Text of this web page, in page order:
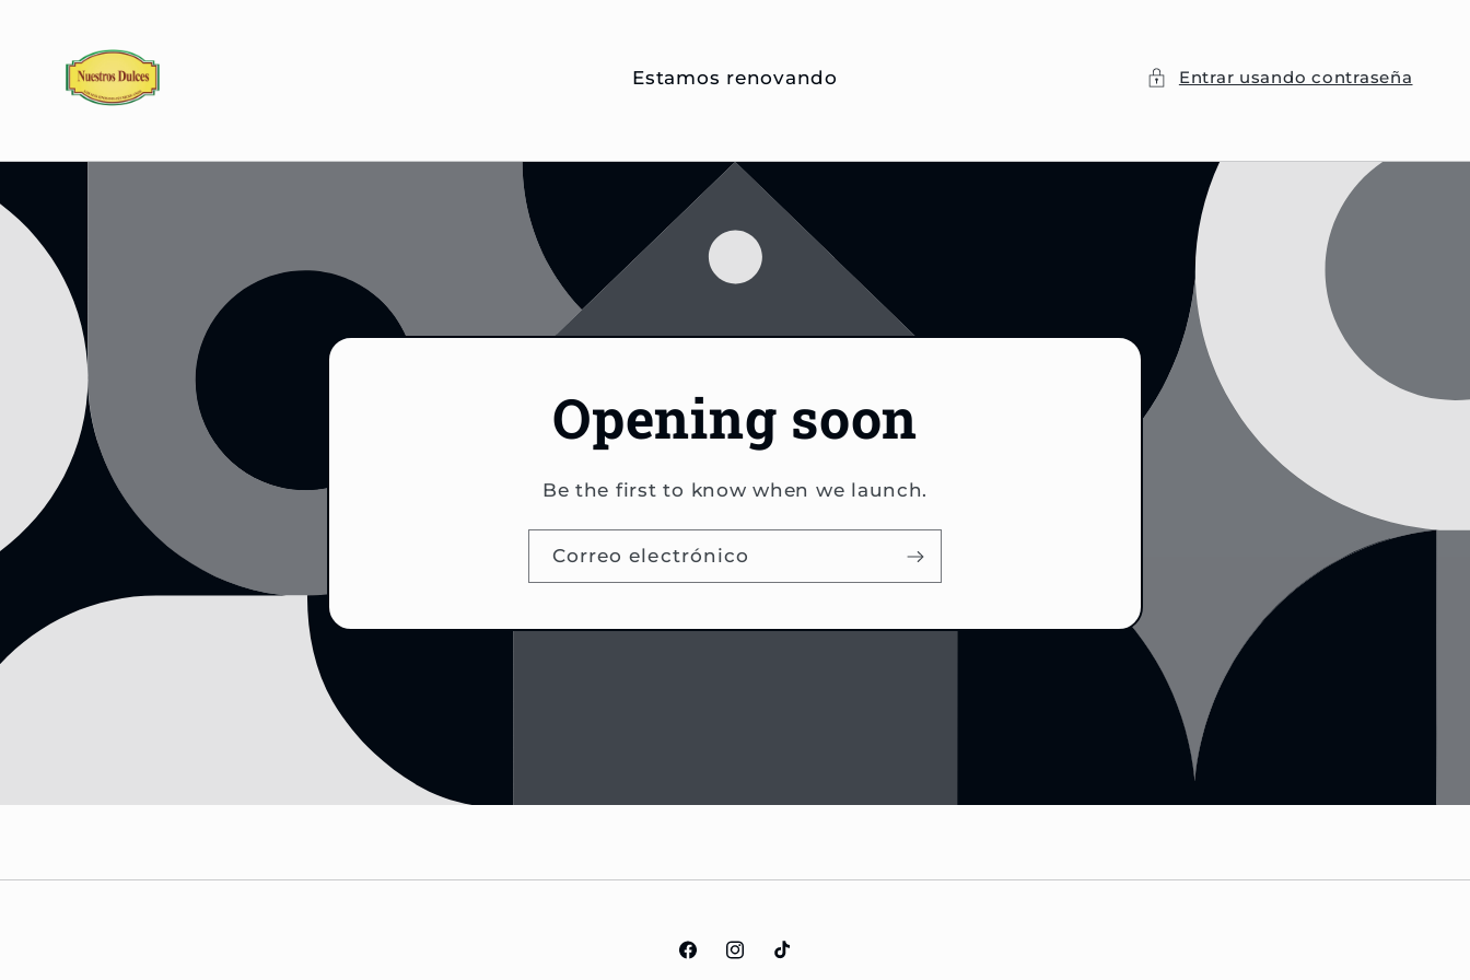
al contenido
Estamos renovando Entrar usando contraseña
Opening soon
Be the first to know when we launch.
Correo electrónico
FacebookInstagram
TikTok